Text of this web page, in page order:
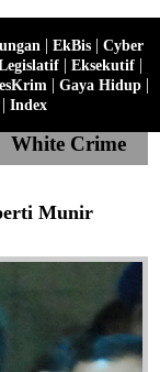
| EkBis| Cyber
| Eksekutif |
| Gaya Hidup |
| Index
White Crime
Munir